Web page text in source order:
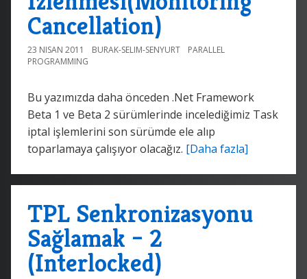
Cancellation)
23 NISAN 2011 BURAK-SELIM-SENYURT
PARALLEL
PROGRAMMING
Bu yazımızda daha önceden .Net Framework
Beta 1 ve Beta 2 sürümlerinde incelediğimiz Task
iptal işlemlerini son sürümde ele alıp
toparlamaya çalışıyor olacağız. [Daha fazla]
TPL Senkronizasyonu
Sağlamak – 2
(Interlocked)